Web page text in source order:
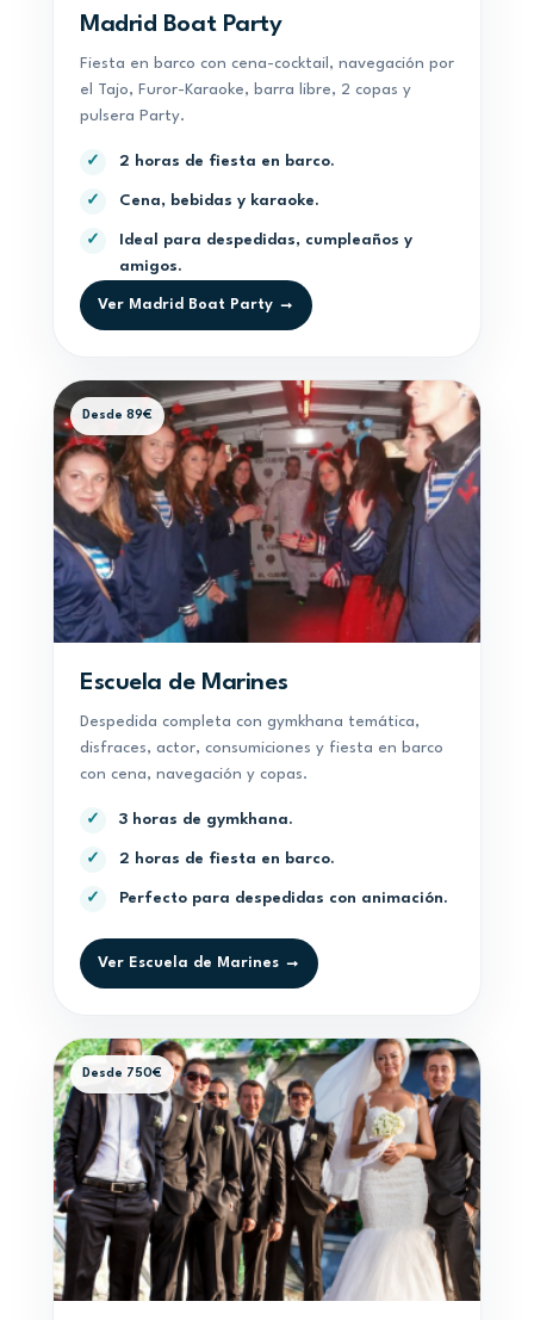
Madrid Boat Party
Fiesta en barco con cena-cocktail, navegación por
el Tajo, Furor-Karaoke, barra libre, 2 copas y
pulsera Party.
✓ 2 horas de fiesta en barco.
✓ Cena, bebidas y karaoke.
✓
Ideal para despedidas, cumpleaños y
amigos.
Ver Madrid Boat Party →
Desde 89€
Escuela de Marines
Despedida completa con gymkhana temática,
disfraces, actor, consumiciones y fiesta en barco
con cena, navegación y copas.
✓ 3 horas de gymkhana.
✓ 2 horas de fiesta en barco.
✓ Perfecto para despedidas con animación.
Ver Escuela de Marines →
Desde 750€